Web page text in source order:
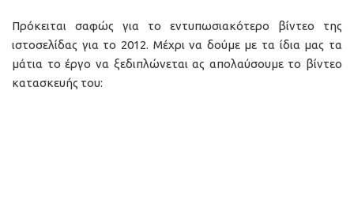
Πρόκειται σαφώς για το εντυπωσιακότερο βίντεο της
ιστοσελίδας για το 2012. Μέχρι να δούμε με τα ίδια μας τα
μάτια το έργο να ξεδιπλώνεται ας απολαύσουμε το βίντεο
κατασκευής του: